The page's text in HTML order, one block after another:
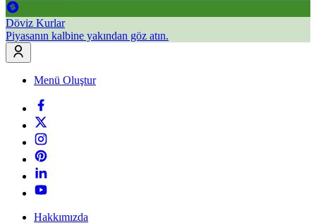
Döviz Kurlar
Piyasanın kalbine yakından göz atın.
Menü Oluştur
Hakkımızda